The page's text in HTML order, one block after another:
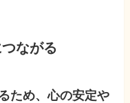
ながる
ため、心の安定や